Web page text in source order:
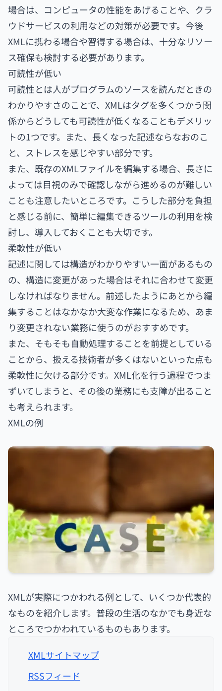
場合は、コンピュータの性能をあげることや、クラ
ウドサービスの利用などの対策が必要です。今後
XMLに携わる場合や習得する場合は、十分なリソー
ス確保も検討する必要があります。
可読性が低い
可読性とは人がプログラムのソースを読んだときの
わかりやすさのことで、XMLはタグを多くつかう関
係からどうしても可読性が低くなることもデメリッ
トの1つです。また、長くなった記述ならなおのこ
と、ストレスを感じやすい部分です。
また、既存のXMLファイルを編集する場合、長さに
よっては目視のみで確認しながら進めるのが難しい
ことも注意したいところです。こうした部分を負担
と感じる前に、簡単に編集できるツールの利用を検
討し、導入しておくことも大切です。
柔軟性が低い
記述に関しては構造がわかりやすい一面があるもの
の、構造に変更があった場合はそれに合わせて変更
しなければなりません。前述したようにあとから編
集することはなかなか大変な作業になるため、あま
り変更されない業務に使うのがおすすめです。
また、そもそも自動処理することを前提としている
ことから、扱える技術者が多くはないといった点も
柔軟性に欠ける部分です。XML化を行う過程でつま
ずいてしまうと、その後の業務にも支障が出ること
も考えられます。
XMLの例
XMLが実際につかわれる例として、いくつか代表的
なものを紹介します。普段の生活のなかでも身近な
ところでつかわれているものもあります。
XMLサイトマップ
RSSフィード